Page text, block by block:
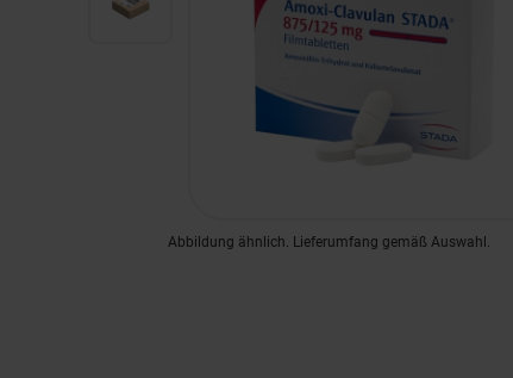
Abbildung ähnlich. Lieferumfang gemäß Auswahl.